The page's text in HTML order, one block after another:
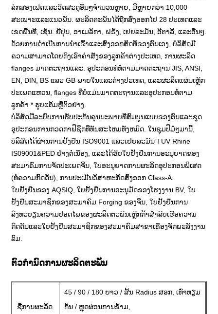
ລໍກສອງເຟດແລະວັດສະດຸອື່ນໆຈໍານວນຫຼາຍ, ມີຫຼາຍກວ່າ 10,000
ສະເພາະແລະແນວພັນ. ຜະລິດຕະພັນໄດ້ຖືກສົ່ງອອກໄປ 28 ປະເທດແລະ
ເຂດພື້ນທີ່, ເຊັ່ນ: ຍີ່ປຸ່ນ, ອາເມລິກາ, ຝຣັ່ງ, ເຢຍລະມັນ, ອີຕາລີ, ແລະອື່ນໆ.
ດ້ວຍການດໍາເນີນການນໍາເຂົ້າແລະສົ່ງອອກສິດທິຂອງຕົນເອງ, ບໍລິສັດມີ
ຄວາມສາມາດໂດຍກົງເອົາຄໍາສັ່ງຂອງລູກຄ້າຕ່າງປະເທດ, ການຜະລິດ
flanges ມາດຕະຖານແລະ. ອຸປະກອນທໍ່ທໍ່ຕາມມາດຕະຖານ JIS, ANSI,
EN, DIN, BS ແລະ GB ພາຍໃນແລະຕ່າງປະເທດ, ແລະຜະລິດແຜ່ນເຫຼັກ
ປະເພດແຫວນ, flanges ທີ່ບໍ່ແມ່ນມາດຕະຖານແລະອຸປະກອນທໍ່ຕາມ
ລູກຄ້າ * ຮູບແຕ້ມຫຼືຕົວຢ່າງ.
ບໍລິສັດມີລະບົບການຮັບປະກັນຄຸນນະພາບທີ່ສົມບູນແບບຂອງຕົນແລະຊຸດ
ອຸປະກອນການກວດກາຟີຊິກທີ່ທັນສະໄຫມທັງຫມົດ. ໃນຊຸມປີມໍ່ໆມານີ້,
ບໍລິສັດໄດ້ຜ່ານການຢັ້ງຢືນ ISO9001 ແລະເຢຍລະມັນ TUV Rhine
IS09001&PED ຢ່າງຕໍ່ເນື່ອງ, ແລະໄດ້ຮັບໃບຢັ້ງຢືນການອະນຸຍາດຂອງ
ສະມາຄົມການຈັດປະເພດຈີນ, ໃບອະນຸຍາດການຜະລິດອຸປະກອນພິເສດ
(ທໍ່ຄວາມກົດດັນ), ການປະເມີນວິສາຫະກິດສົ່ງອອກ Class-A.
ໃບຢັ້ງຢືນຂອງ AQSIQ, ໃບຢັ້ງຢືນການອະນຸມັດຂອງໂຮງງານ BV, ໃບ
ຢັ້ງຢືນສະມາຊິກຂອງສະມາຄົມ Forging ຂອງຈີນ, ໃບຢັ້ງຢືນການ
ລົງທະບຽນຄວາມປອດໄພຂອງຜະລິດຕະພັນເຫຼັກກ້າສໍາລັບເຮືອຄວາມ
ກົດດັນແລະໃບຢັ້ງຢືນສະມາຊິກຂອງສະມາຄົມສາຂາເຄື່ອງຈັກພະລັງງານ
ລົມ.
ຕົວກໍານົດການຜະລິດຕະພັນ
ຊື່ການຜະລິດ
45 / 90 / 180 ຍາວ / ສັ້ນ Radius ສອກ, ເທົ່າທຽມ
ກັນ / ຫຼຸດຜ່ອນການຂ້າມ,